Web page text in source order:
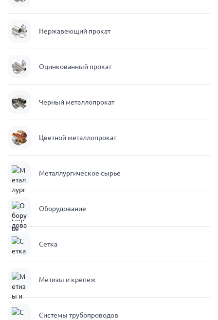
Нержавеющий прокат
Оцинкованный прокат
Черный металлопрокат
Цветной металлопрокат
Металлургическое сырье
Оборудование
Сетка
Метизы и крепеж
Системы трубопроводов